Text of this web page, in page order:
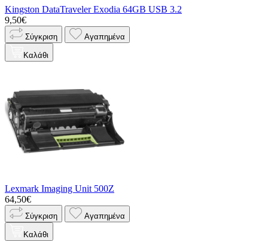
Kingston DataTraveler Exodia 64GB USB 3.2
9,50€
Σύγκριση Αγαπημένα
Καλάθι
Lexmark Imaging Unit 500Z
64,50€
Σύγκριση Αγαπημένα
Καλάθι